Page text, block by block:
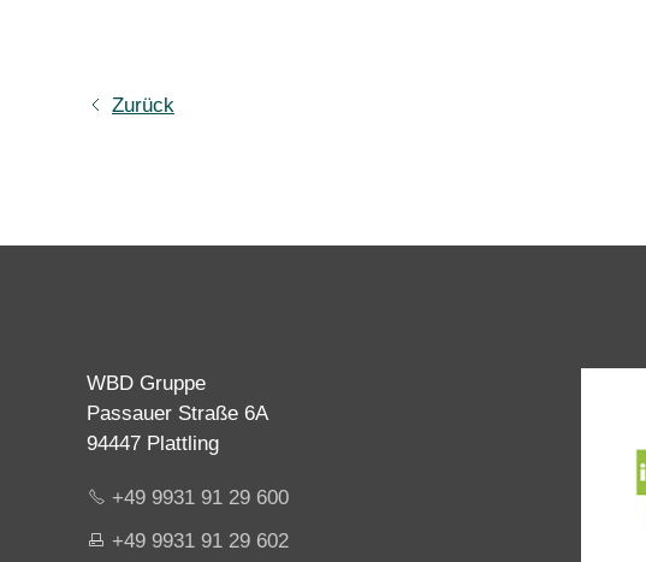
Zurück
WBD Gruppe
Passauer Straße 6A
94447 Plattling
+49 9931 91 29 600
+49 9931 91 29 602